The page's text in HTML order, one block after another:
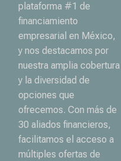
plataforma #1 de
financiamiento
empresarial en México,
y nos destacamos por
nuestra amplia cobertura
y la diversidad de
opciones que
ofrecemos. Con más de
30 aliados financieros,
facilitamos el acceso a
múltiples ofertas de